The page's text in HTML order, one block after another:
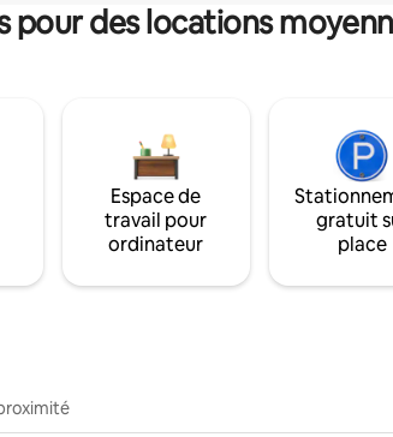
pour des locations
Espace de
travail pour
ordinateur
gratuit
place